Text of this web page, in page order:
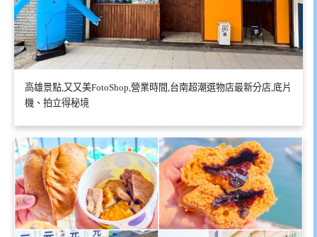
高雄景點,又又美FotoShop,營業時間,台南超潮選物店最新分店,底片
機、拍立得秘境